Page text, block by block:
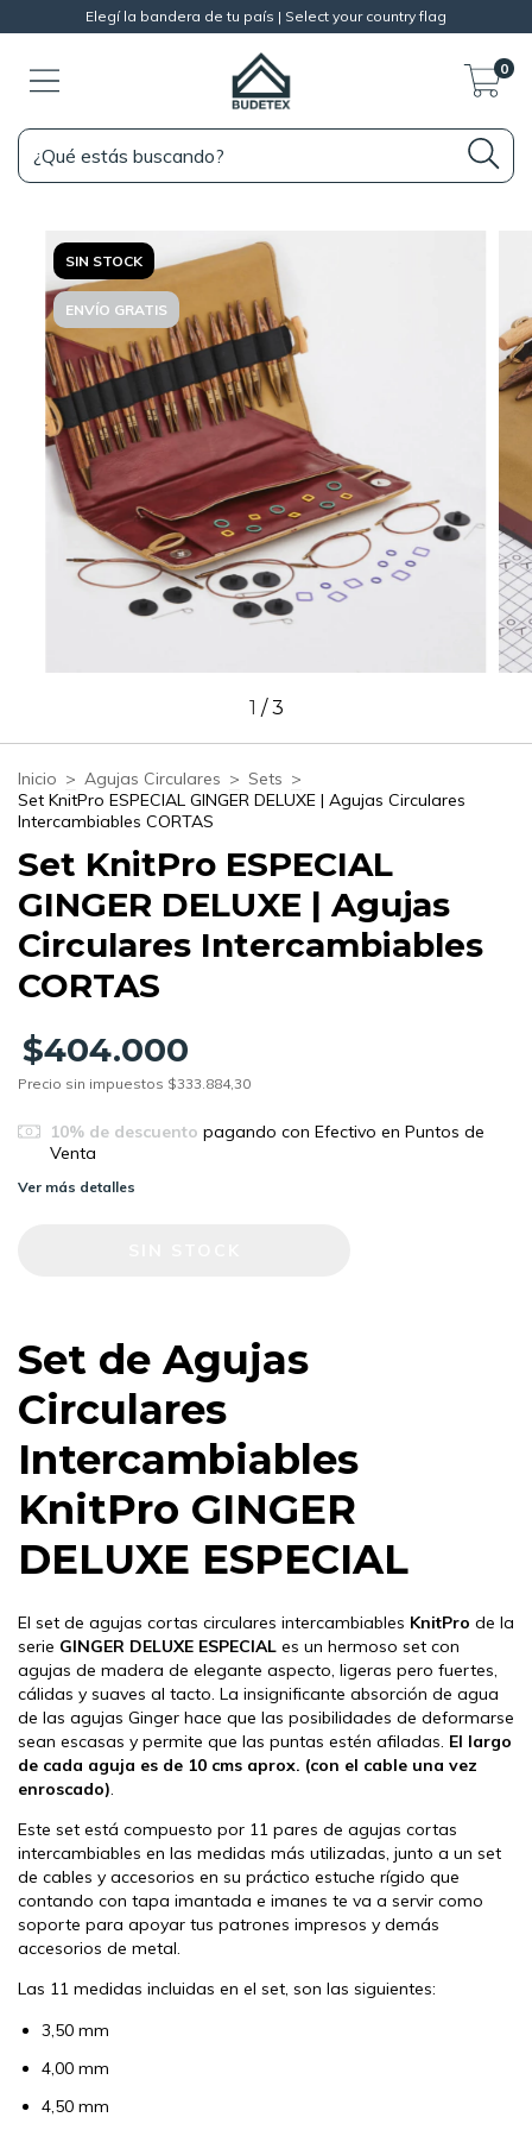
Elegí la bandera de tu país | Select your country flag
0
SIN STOCK
ENVÍO GRATIS
1 /3
Inicio > Agujas Circulares > Sets >
Set KnitPro ESPECIAL GINGER DELUXE | Agujas Circulares
Intercambiables CORTAS
Set KnitPro ESPECIAL
GINGER DELUXE | Agujas
Circulares Intercambiables
CORTAS
$404.000
Precio sin impuestos $333.884,30
10% de descuento pagando con Efectivo en Puntos de
Venta
Ver más detalles
Set de Agujas
Circulares
Intercambiables
KnitPro GINGER
DELUXE ESPECIAL
El set de agujas cortas circulares intercambiables KnitPro de la
serie GINGER DELUXE ESPECIAL es un hermoso set con
agujas de madera de elegante aspecto, ligeras pero fuertes,
cálidas y suaves al tacto. La insignificante absorción de agua
de las agujas Ginger hace que las posibilidades de deformarse
sean escasas y permite que las puntas estén afiladas. El largo
de cada aguja es de 10 cms aprox. (con el cable una vez
enroscado).
Este set está compuesto por 11 pares de agujas cortas
intercambiables en las medidas más utilizadas, junto a un set
de cables y accesorios en su práctico estuche rígido que
contando con tapa imantada e imanes te va a servir como
soporte para apoyar tus patrones impresos y demás
accesorios de metal.
Las 11 medidas incluidas en el set, son las siguientes:
3,50 mm
4,00 mm
4,50 mm